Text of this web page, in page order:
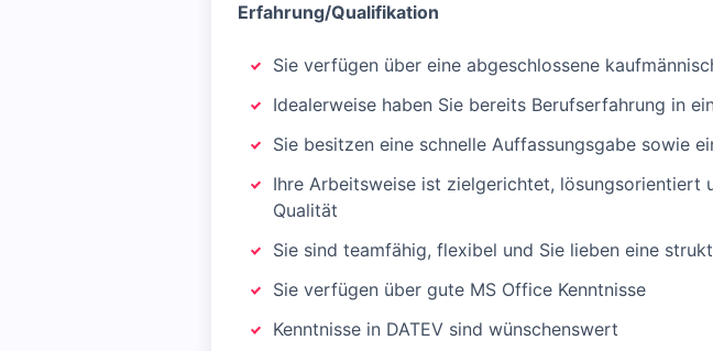
Erfahrung/Qualifikation
Sie verfügen über eine abgeschlossene
Idealerweise haben Sie bereits Berufserfahrung in
Sie besitzen eine schnelle Auffassungsgabe sowie
Ihre Arbeitsweise ist zielgerichtet, lösungsorientiert
Qualität
Sie sind teamfähig, flexibel und Sie lieben eine
Sie verfügen über gute MS Office Kenntnisse
Kenntnisse in DATEV sind wünschenswert